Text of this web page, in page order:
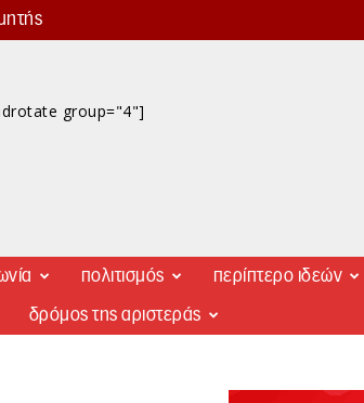
group="4"]
πολιτισμός περίπτερο ιδεών
δρόμος της αριστεράς